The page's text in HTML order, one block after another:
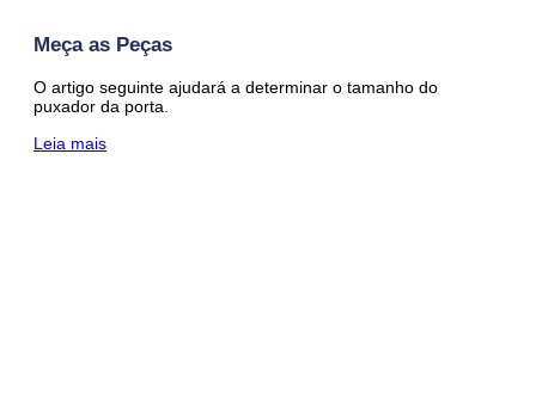
Meça as Peças
O artigo seguinte ajudará a determinar o tamanho do
puxador da porta.
Leia mais